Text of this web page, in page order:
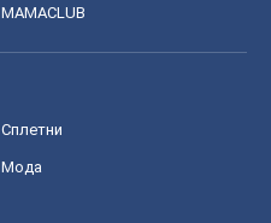
MAMACLUB
Сплетни
Мода